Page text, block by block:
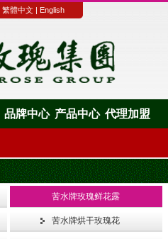
繁體中文 | English
品牌中心 产品中心 代理加盟
苦水牌玫瑰鲜花露
苦水牌烘干玫瑰花